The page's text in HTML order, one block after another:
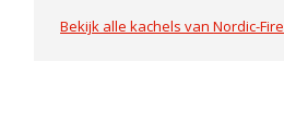
Bekijk alle kachels vanNordic-Fire